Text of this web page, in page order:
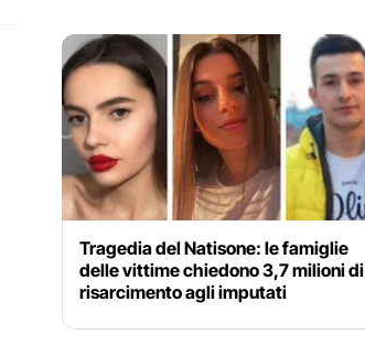
Tragedia del Natisone: le famiglie
delle vittime chiedono 3,7 milioni di
risarcimento agli imputati